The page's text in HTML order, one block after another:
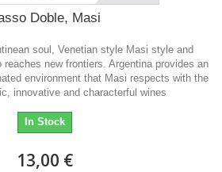
Doble, Masi
soul, Venetian style Masi style and
new frontiers. Argentina provides an
environment that Masi respects with the
innovative and characterful wines
In Stock
13,00 €